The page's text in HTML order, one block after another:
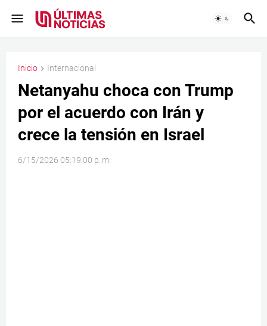
Inicio Internacional
Netanyahu choca con Trump
por el acuerdo con Irán y
crece la tensión en Israel
6/15/2026 05:19:00 p. m.